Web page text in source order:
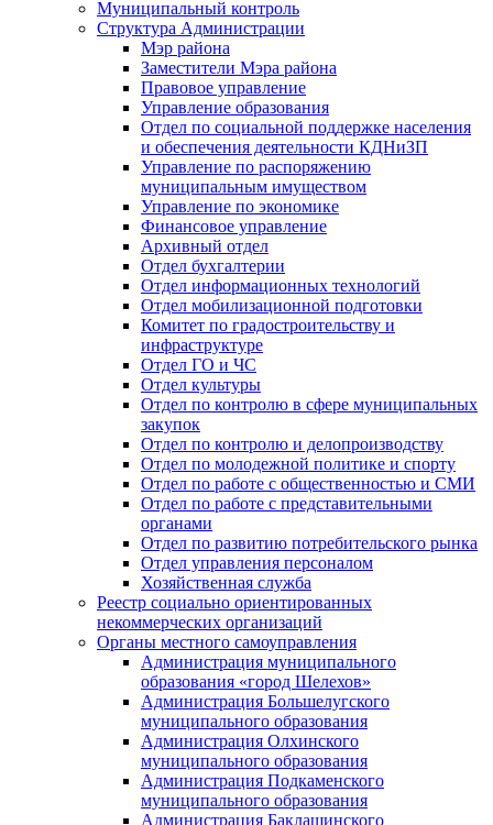
Муниципальный контроль
Структура Администрации
Мэр района
Заместители Мэра района
Правовое управление
Управление образования
Отдел по социальной поддержке населения
и обеспечения деятельности КДНиЗП
Управление по распоряжению
муниципальным имуществом
Управление по экономике
Финансовое управление
Архивный отдел
Отдел бухгалтерии
Отдел информационных технологий
Отдел мобилизационной подготовки
Комитет по градостроительству и
инфраструктуре
Отдел ГО и ЧС
Отдел культуры
Отдел по контролю в сфере муниципальных
закупок
Отдел по контролю и делопроизводству
Отдел по молодежной политике и спорту
Отдел по работе с общественностью и СМИ
Отдел по работе с представительными
органами
Отдел по развитию потребительского рынка
Отдел управления персоналом
Хозяйственная служба
Реестр социально ориентированных
некоммерческих организаций
Органы местного самоуправления
Администрация муниципального
образования «город Шелехов»
Администрация Большелугского
муниципального образования
Администрация Олхинского
муниципального образования
Администрация Подкаменского
муниципального образования
Администрация Баклашинского